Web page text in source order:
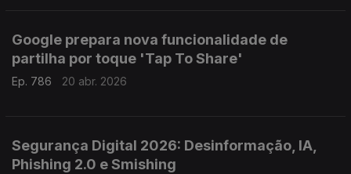
Google prepara nova funcionalidade de
partilha por toque 'Tap To Share'
Ep. 786 20 abr. 2026
Segurança Digital 2026: Desinformação, IA,
Phishing 2.0 e Smishing